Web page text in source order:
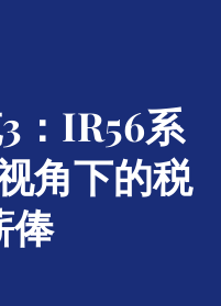
：IR56系
角下的税
俸